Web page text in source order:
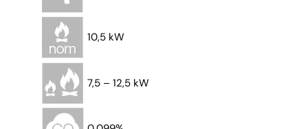
10,5 kW
7,5 – 12,5 kW